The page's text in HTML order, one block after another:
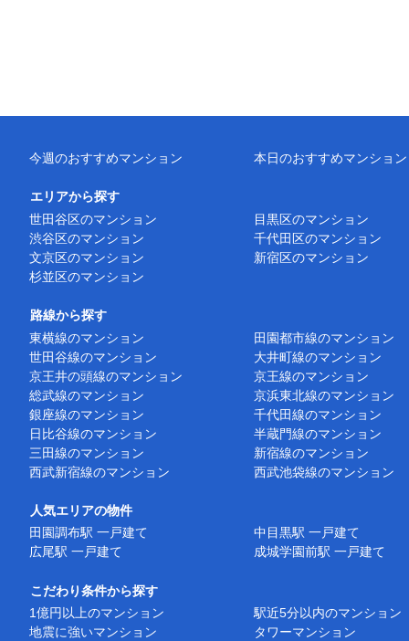
今週のおすすめマンション 本日のおすすめマンション
エリアから探す
世田谷区のマンション
目黒区のマンション
渋谷区のマンション
千代田区のマンション
文京区のマンション
新宿区のマンション
杉並区のマンション
路線から探す
東横線のマンション
田園都市線のマンション
世田谷線のマンション
大井町線のマンション
京王井の頭線のマンション
京王線のマンション
総武線のマンション
京浜東北線のマンション
銀座線のマンション
千代田線のマンション
日比谷線のマンション
半蔵門線のマンション
三田線のマンション
新宿線のマンション
西武新宿線のマンション
西武池袋線のマンション
人気エリアの物件
田園調布駅 一戸建て
中目黒駅 一戸建て
広尾駅 一戸建て
成城学園前駅 一戸建て
こだわり条件から探す
1億円以上のマンション
駅近5分以内のマンション
地震に強いマンション
タワーマンション